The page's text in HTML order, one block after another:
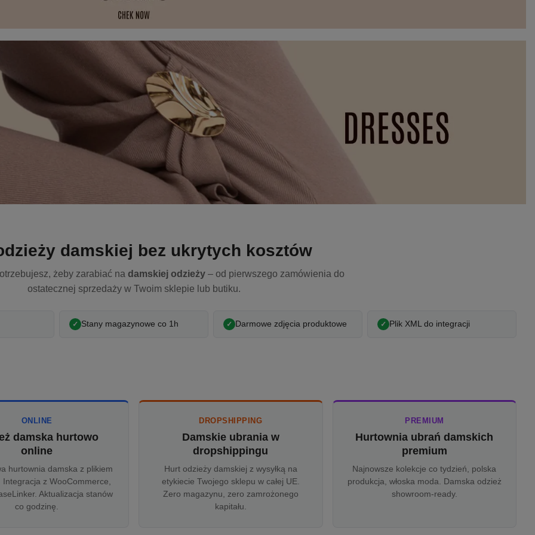
damskiej bez ukrytych kosztów
żeby zarabiać na damskiej odzieży – od pierwszego zamówienia do
ostatecznej sprzedaży w Twoim sklepie lub butiku.
Stany magazynowe co 1h Darmowe zdjęcia produktowe Plik XML do integracji
ONLINE
damska hurtowo
online
hurtownia damska z plikiem
Integracja z WooCommerce,
Aktualizacja stanów
co godzinę.
DROPSHIPPING
Damskie ubrania w
dropshippingu
Hurt odzieży damskiej z wysyłką na
etykiecie Twojego sklepu w całej UE.
Zero magazynu, zero zamrożonego
kapitału.
PREMIUM
Hurtownia ubrań damskich
premium
Najnowsze kolekcje co tydzień, polska
produkcja, włoska moda. Damska odzież
showroom-ready.